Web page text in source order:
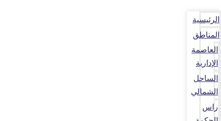
الرئيسية
المناطق
العاصمة
الإدارية
الساحل
الشمالي
راس